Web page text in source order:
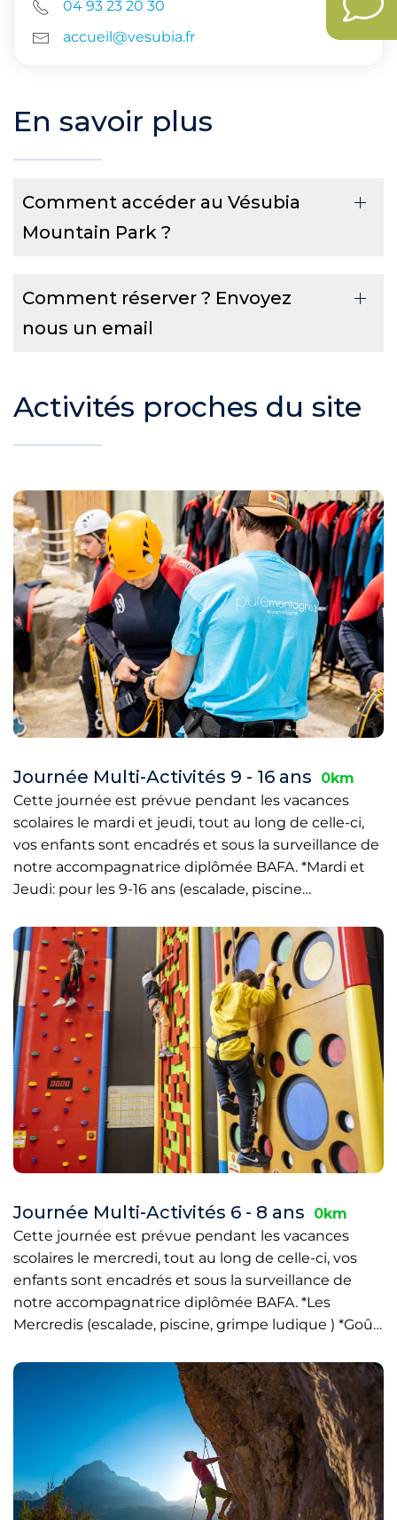
04 93 23 20 30
accueil@vesubia.fr
En savoir plus
Comment accéder au Vésubia
Mountain Park ?
Comment réserver ? Envoyez
nous un email
Activités proches du site
Journée Multi-Activités 9 - 16 ans
0km
Cette journée est prévue pendant les vacances
scolaires le mardi et jeudi, tout au long de celle-ci,
vos enfants sont encadrés et sous la surveillance de
notre accompagnatrice diplômée BAFA. *Mardi et
Jeudi: pour les 9-16 ans (escalade, piscine…
Journée Multi-Activités 6 - 8 ans
0km
Cette journée est prévue pendant les vacances
scolaires le mercredi, tout au long de celle-ci, vos
enfants sont encadrés et sous la surveillance de
notre accompagnatrice diplômée BAFA. *Les
Mercredis (escalade, piscine, grimpe ludique ) *Goû…